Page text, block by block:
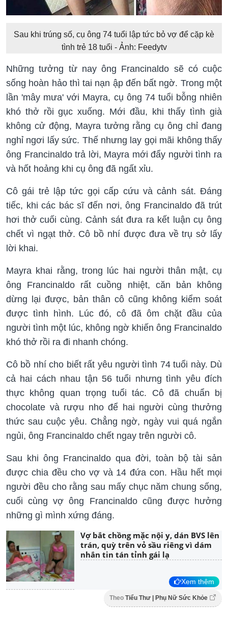
Sau khi trúng số, cụ ông 74 tuổi lập tức bỏ vợ để cặp kè
tình trẻ 18 tuổi - Ảnh: Feedytv
Những tưởng từ nay ông Francinaldo sẽ có cuộc
sống hoàn hảo thì tai nạn ập đến bất ngờ. Trong một
lần 'mây mưa' với Mayra, cụ ông 74 tuổi bỗng nhiên
khó thở rồi gục xuống. Mới đầu, khi thấy tình già
không cử động, Mayra tưởng rằng cụ ông chỉ đang
nghỉ ngơi lấy sức. Thế nhưng lay gọi mãi không thấy
ông Francinaldo trả lời, Mayra mới đẩy người tình ra
và hốt hoảng khi cụ ông đã ngất xỉu.
Cô gái trẻ lập tức gọi cấp cứu và cảnh sát. Đáng
tiếc, khi các bác sĩ đến nơi, ông Francinaldo đã trút
hơi thở cuối cùng. Cảnh sát đưa ra kết luận cụ ông
chết vì ngạt thở. Cô bồ nhí được đưa về trụ sở lấy
lời khai.
Mayra khai rằng, trong lúc hai người thân mật, cụ
ông Francinaldo rất cuồng nhiệt, căn bản không
dừng lại được, bản thân cô cũng không kiểm soát
được tình hình. Lúc đó, cô đã ôm chặt đầu của
người tình một lúc, không ngờ khiến ông Francinaldo
khó thở rồi ra đi nhanh chóng.
Cô bồ nhí cho biết rất yêu người tình 74 tuổi này. Dù
cả hai cách nhau tận 56 tuổi nhưng tình yêu đích
thực không quan trọng tuổi tác. Cô đã chuẩn bị
chocolate và rượu nho để hai người cùng thưởng
thức sau cuộc yêu. Chẳng ngờ, ngày vui quá ngắn
ngủi, ông Francinaldo chết ngay trên người cô.
Sau khi ông Francinaldo qua đời, toàn bộ tài sản
được chia đều cho vợ và 14 đứa con. Hầu hết mọi
người đều cho rằng sau mấy chục năm chung sống,
cuối cùng vợ ông Francinaldo cũng được hưởng
những gì mình xứng đáng.
Vợ bắt chồng mặc nội y, dán BVS lên
trán, quỳ trên vỏ sầu riêng vì dám
nhắn tin tán tỉnh gái lạ
Xem thêm
Theo Tiểu Thư | Phụ Nữ Sức Khỏe